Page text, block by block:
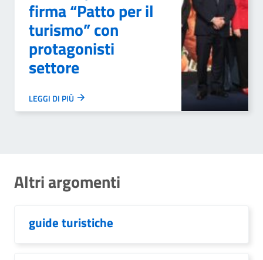
firma “Patto per il
turismo” con
protagonisti
settore
LEGGI DI PIÙ
Altri argomenti
guide turistiche